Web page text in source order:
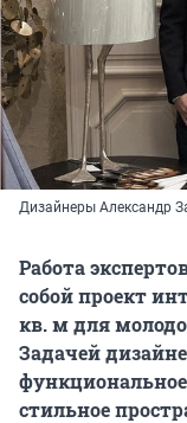
Дизайнеры Александр
Работа
собой проект
кв. м для
Задачей
стильное